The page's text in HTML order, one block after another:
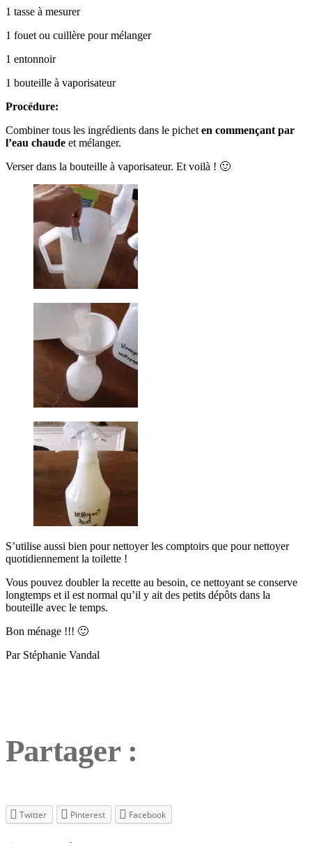
1 tasse à mesurer
1 fouet ou cuillère pour mélanger
1 entonnoir
1 bouteille à vaporisateur
Procédure:
Combiner tous les ingrédients dans le pichet en commençant par
l’eau chaude et mélanger.
Verser dans la bouteille à vaporisateur. Et voilà ! 🙂
S’utilise aussi bien pour nettoyer les comptoirs que pour nettoyer
quotidiennement la toilette !
Vous pouvez doubler la recette au besoin, ce nettoyant se conserve
longtemps et il est normal qu’il y ait des petits dépôts dans la
bouteille avec le temps.
Bon ménage !!! 🙂
Par Stéphanie Vandal
Partager :
Twitter Pinterest Facebook